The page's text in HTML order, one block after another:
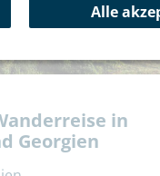
in
Georgien
Alle